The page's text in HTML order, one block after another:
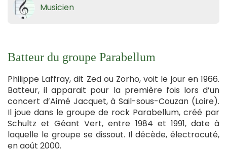
Musicien
Batteur du groupe Parabellum
Philippe Laffray, dit Zed ou Zorho, voit le jour en 1966.
Batteur, il apparait pour la première fois lors d’un
concert d’Aimé Jacquet, à Sail-sous-Couzan (Loire).
Il joue dans le groupe de rock Parabellum, créé par
Schultz et Géant Vert, entre 1984 et 1991, date à
laquelle le groupe se dissout. Il décède, électrocuté,
en août 2000.